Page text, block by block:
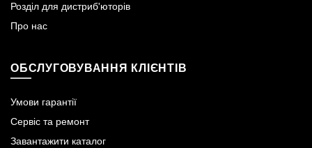
Розділ для дистриб'юторів
Про нас
ОБСЛУГОВУВАННЯ КЛІЄНТІВ
Умови гарантії
Сервіс та ремонт
Завантажити каталог